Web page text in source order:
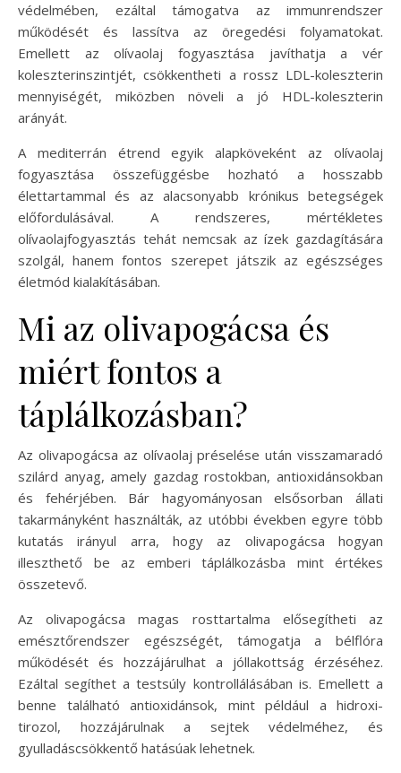
védelmében, ezáltal támogatva az immunrendszer
működését és lassítva az öregedési folyamatokat.
Emellett az olívaolaj fogyasztása javíthatja a vér
koleszterinszintjét, csökkentheti a rossz LDL-koleszterin
mennyiségét, miközben növeli a jó HDL-koleszterin
arányát.
A mediterrán étrend egyik alapköveként az olívaolaj
fogyasztása összefüggésbe hozható a hosszabb
élettartammal és az alacsonyabb krónikus betegségek
előfordulásával. A rendszeres, mértékletes
olívaolajfogyasztás tehát nemcsak az ízek gazdagítására
szolgál, hanem fontos szerepet játszik az egészséges
életmód kialakításában.
Mi az olivapogácsa és
miért fontos a
táplálkozásban?
Az olivapogácsa az olívaolaj préselése után visszamaradó
szilárd anyag, amely gazdag rostokban, antioxidánsokban
és fehérjében. Bár hagyományosan elsősorban állati
takarmányként használták, az utóbbi években egyre több
kutatás irányul arra, hogy az olivapogácsa hogyan
illeszthető be az emberi táplálkozásba mint értékes
összetevő.
Az olivapogácsa magas rosttartalma elősegítheti az
emésztőrendszer egészségét, támogatja a bélflóra
működését és hozzájárulhat a jóllakottság érzéséhez.
Ezáltal segíthet a testsúly kontrollálásában is. Emellett a
benne található antioxidánsok, mint például a hidroxi-
tirozol, hozzájárulnak a sejtek védelméhez, és
gyulladáscsökkentő hatásúak lehetnek.